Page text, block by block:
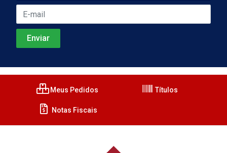
Meus Pedidos Títulos
Notas Fiscais